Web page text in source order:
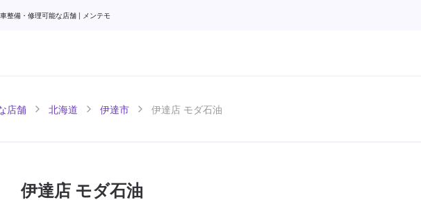
整備・修理可能な店舗 | メンテモ
店舗 北海道 伊達市 伊達店 モダ石油
伊達店 モダ石油